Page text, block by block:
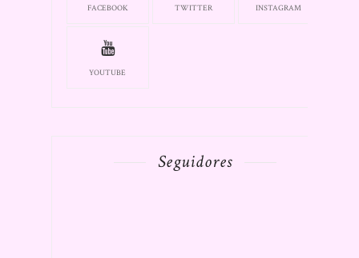
FACEBOOK TWITTER INSTAGRAM
YOUTUBE
Seguidores